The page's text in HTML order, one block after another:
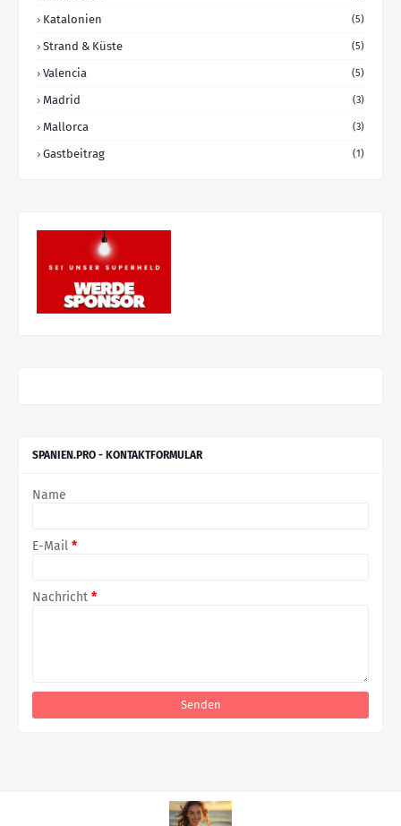
Katalonien (5)
Strand & Küste (5)
Valencia (5)
Madrid (3)
Mallorca (3)
Gastbeitrag (1)
SPANIEN.PRO - KONTAKTFORMULAR
Name
E-Mail *
Nachricht *